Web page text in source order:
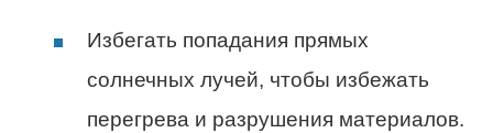
Избегать попадания прямых
солнечных лучей, чтобы избежать
перегрева и разрушения материалов.